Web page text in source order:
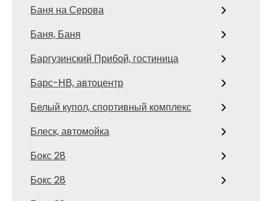
Баня на Серова
Баня, Баня
Баргузинский Прибой, гостиница
Барс-НВ, автоцентр
Белый купол, спортивный комплекс
Блеск, автомойка
Бокс 28
Бокс 28